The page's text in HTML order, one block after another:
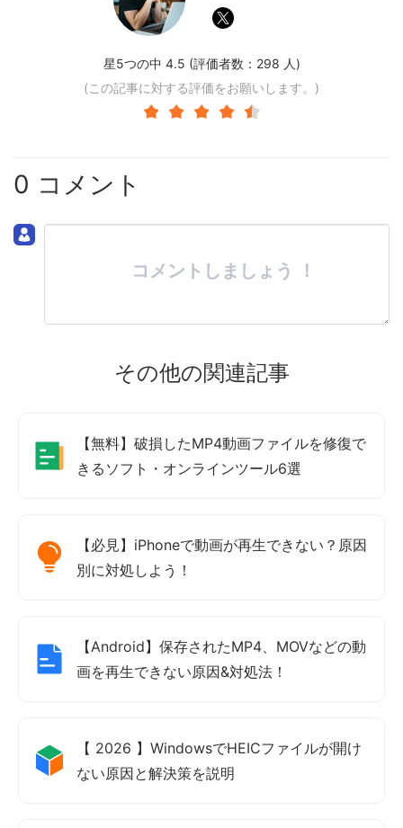
星5つの中 4.5 (評価者数： 298 人)
(この記事に対する評価をお願いします。)
0 コメント
コメントしましょう ！
その他の関連記事
【無料】破損したMP4動画ファイルを修復で
きるソフト・オンラインツール6選
【必見】iPhoneで動画が再生できない？原因
別に対処しよう！
【Android】保存されたMP4、MOVなどの動
画を再生できない原因&対処法！
【 2026 】WindowsでHEICファイルが開け
ない原因と解決策を説明